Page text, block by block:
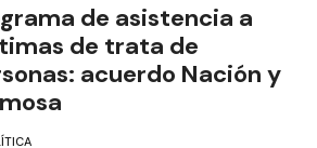
de asistencia a
de trata de
acuerdo Nación y